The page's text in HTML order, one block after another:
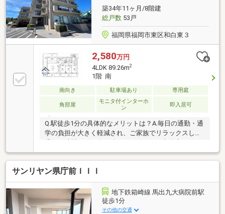
換 ・トイレ便器および紙巻き器交換 ・洗面化粧台
交換 ・シューズBOX交換 等々。
築34年11ヶ月/8階建
総戸数53戸
福岡県福岡市東区和白東３
2,580万円
4LDK 89.26m2
1階 南
南向き 駐車場あり 専用庭
角部屋
モニタ付インターホ
ン
即入居可
Q.駅徒歩1分の具体的なメリットは？A.毎日の通勤・通
学の負担が大きく軽減され、ご家族でリラックスして
ように活用できますか？A.120平米の広さがあり、お子
様との外遊びやガーデニングなど、ご家族のライフス
タイルに合わせて多彩に楽しめます。Q.4LDK（89平
米）の使い勝手は？A.全居室にゆとりがあり、テレワ
ーク部屋や趣味の空間など、ご家族の成長に合わせて
多彩な用途に対応できる間取りです。Q.車の所有は必
須ですか？A.商業施設が近く車なしでも便利に暮らせ
サンリヤン県庁前ＩＩＩ
地下鉄箱崎線 馬出九大病院前駅
徒歩1分
その他の交通